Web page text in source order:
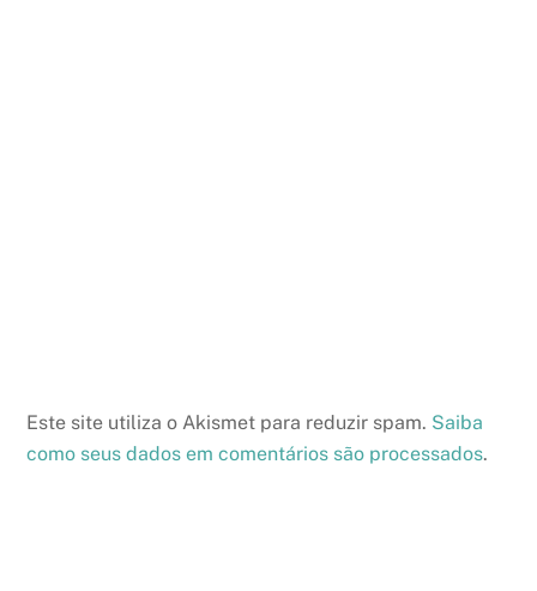
Este site utiliza o Akismet para reduzir spam. Saiba
como seus dados em comentários são processados.